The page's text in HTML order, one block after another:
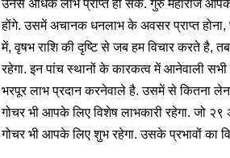
उनसे अधिक लाभ प्राप्त हो सके. गुरु महाराज
होंगे. उसमें अचानक धनलाभ के अवसर प्राप्त होना,
में, वृषभ राशि की दृष्टि से जब हम विचार करते है,
रहेगा. इन पांच स्थानों के कारकत्व में आनेवाली
भरपूर लाभ प्रदान करनेवाले है. उसमें से कितना
गोचर भी आपके लिए विशेष लाभकारी रहेगा. जो
गोचर भी आपके लिए शुभ रहेगा. उसके प्रभावों का